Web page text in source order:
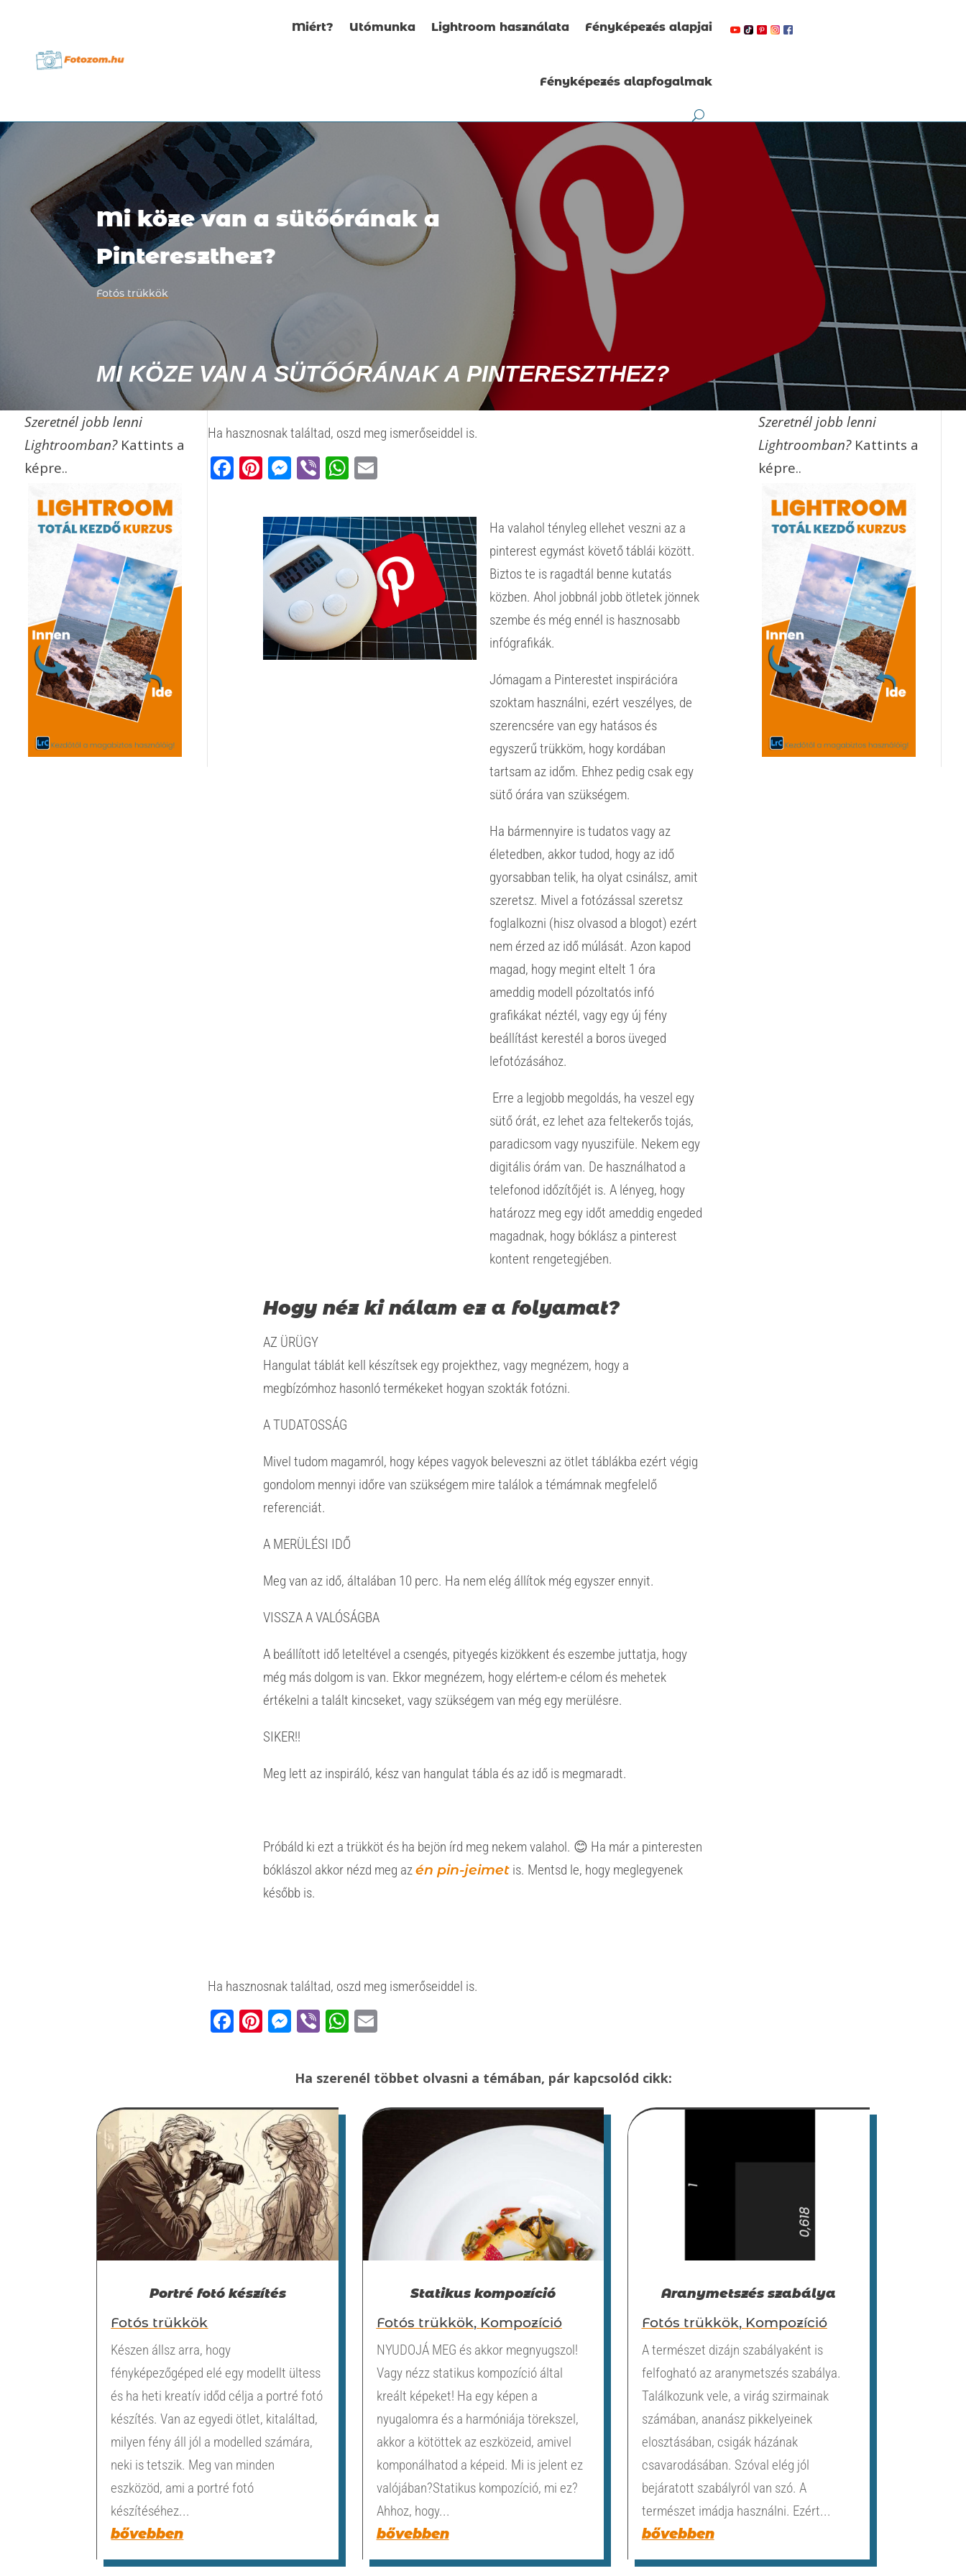
Miért? Utómunka Lightroom használata Fényképezés alapjai
Fényképezés alapfogalmak
Mi köze van a sütőórának a
Pintereszthez?
Fotós trükkök
MI KÖZE VAN A SÜTŐÓRÁNAK A PINTERESZTHEZ?
Szeretnél jobb lenni
Lightroomban? Kattints a
képre..
Ha hasznosnak találtad, oszd meg ismerőseiddel is.
Facebook
Pinterest
Messenger
ViberWhatsApp
Email
Ha valahol tényleg ellehet veszni az a
pinterest egymást követő táblái között.
Biztos te is ragadtál benne kutatás
közben. Ahol jobbnál jobb ötletek jönnek
szembe és még ennél is hasznosabb
infógrafikák.
Jómagam a Pinterestet inspirációra
szoktam használni, ezért veszélyes, de
szerencsére van egy hatásos és
egyszerű trükköm, hogy kordában
tartsam az időm. Ehhez pedig csak egy
sütő órára van szükségem.
Ha bármennyire is tudatos vagy az
életedben, akkor tudod, hogy az idő
gyorsabban telik, ha olyat csinálsz, amit
szeretsz. Mivel a fotózással szeretsz
foglalkozni (hisz olvasod a blogot) ezért
nem érzed az idő múlását. Azon kapod
magad, hogy megint eltelt 1 óra
ameddig modell pózoltatós infó
grafikákat néztél, vagy egy új fény
beállítást kerestél a boros üveged
lefotózásához.
Erre a legjobb megoldás, ha veszel egy
sütő órát, ez lehet aza feltekerős tojás,
paradicsom vagy nyuszifüle. Nekem egy
digitális órám van. De használhatod a
telefonod időzítőjét is. A lényeg, hogy
határozz meg egy időt ameddig engeded
magadnak, hogy bóklász a pinterest
kontent rengetegjében.
Hogy néz ki nálam ez a folyamat?
AZ ÜRÜGY
Hangulat táblát kell készítsek egy projekthez, vagy megnézem, hogy a
megbízómhoz hasonló termékeket hogyan szokták fotózni.
A TUDATOSSÁG
Mivel tudom magamról, hogy képes vagyok beleveszni az ötlet táblákba ezért végig
gondolom mennyi időre van szükségem mire találok a témámnak megfelelő
referenciát.
A MERÜLÉSI IDŐ
Meg van az idő, általában 10 perc. Ha nem elég állítok még egyszer ennyit.
VISSZA A VALÓSÁGBA
A beállított idő leteltével a csengés, pityegés kizökkent és eszembe juttatja, hogy
még más dolgom is van. Ekkor megnézem, hogy elértem-e célom és mehetek
értékelni a talált kincseket, vagy szükségem van még egy merülésre.
SIKER!!
Meg lett az inspiráló, kész van hangulat tábla és az idő is megmaradt.
Próbáld ki ezt a trükköt és ha bejön írd meg nekem valahol. 😊 Ha már a pinteresten
bóklászol akkor nézd meg azén pin-jeimetis. Mentsd le, hogy meglegyenek
később is.
Ha hasznosnak találtad, oszd meg ismerőseiddel is.
Facebook
Pinterest
Messenger
ViberWhatsApp
Email
Szeretnél jobb lenni
Lightroomban? Kattints a
képre..
Ha szerenél többet olvasni a témában, pár kapcsolód cikk:
Portré fotó készítés
Fotós trükkök
Készen állsz arra, hogy
fényképezőgéped elé egy modellt ültess
és ha heti kreatív időd célja a portré fotó
készítés. Van az egyedi ötlet, kitaláltad,
milyen fény áll jól a modelled számára,
neki is tetszik. Meg van minden
eszközöd, ami a portré fotó
készítéséhez...
bővebben
Statikus kompozíció
Fotós trükkök, Kompozíció
NYUDOJÁ MEG és akkor megnyugszol!
Vagy nézz statikus kompozíció által
kreált képeket! Ha egy képen a
nyugalomra és a harmóniája törekszel,
akkor a kötöttek az eszközeid, amivel
komponálhatod a képeid. Mi is jelent ez
valójában?Statikus kompozíció, mi ez?
Ahhoz, hogy...
bővebben
Aranymetszés szabálya
Fotós trükkök, Kompozíció
A természet dizájn szabályaként is
felfogható az aranymetszés szabálya.
Találkozunk vele, a virág szirmainak
számában, ananász pikkelyeinek
elosztásában, csigák házának
csavarodásában. Szóval elég jól
bejáratott szabályról van szó. A
természet imádja használni. Ezért...
bővebben